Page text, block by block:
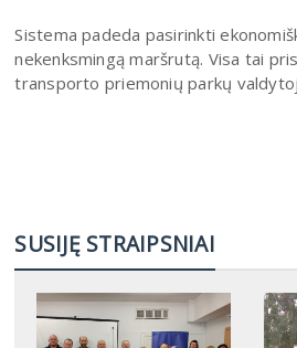
Sistema padeda pasirinkti
nekenksmingą maršrutą. Visa tai
transporto priemonių parkų
SUSIJĘ STRAIPSNIAI